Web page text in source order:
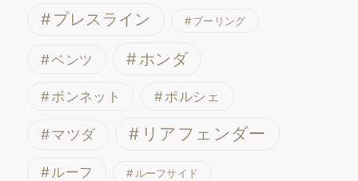
プレスライン プーリング
ベンツ ホンダ
ボンネット ポルシェ
マツダ リアフェンダー
ルーフ ルーフサイド